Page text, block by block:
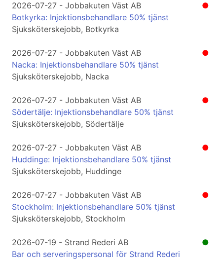
●
2026-07-27 - Jobbakuten Väst AB
Botkyrka: Injektionsbehandlare 50% tjänst
Sjuksköterskejobb, Botkyrka
●
2026-07-27 - Jobbakuten Väst AB
Nacka: Injektionsbehandlare 50% tjänst
Sjuksköterskejobb, Nacka
●
2026-07-27 - Jobbakuten Väst AB
Södertälje: Injektionsbehandlare 50% tjänst
Sjuksköterskejobb, Södertälje
●
2026-07-27 - Jobbakuten Väst AB
Huddinge: Injektionsbehandlare 50% tjänst
Sjuksköterskejobb, Huddinge
●
2026-07-27 - Jobbakuten Väst AB
Stockholm: Injektionsbehandlare 50% tjänst
Sjuksköterskejobb, Stockholm
●
2026-07-19 - Strand Rederi AB
Bar och serveringspersonal för Strand Rederi